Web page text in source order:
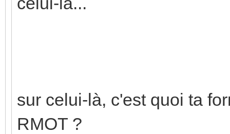
sur celui-là, c'est quoi ta
RMOT ?